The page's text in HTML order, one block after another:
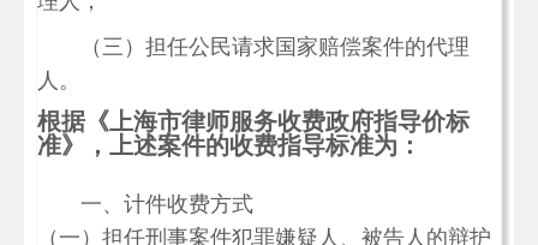
（三）担任公民请求国家赔偿案件的代理
人。
根据《上海市律师服务收费政府指导价标
准》，上述案件的收费指导标准为：
一、计件收费方式
（一）担任刑事案件犯罪嫌疑人、被告人的辩护